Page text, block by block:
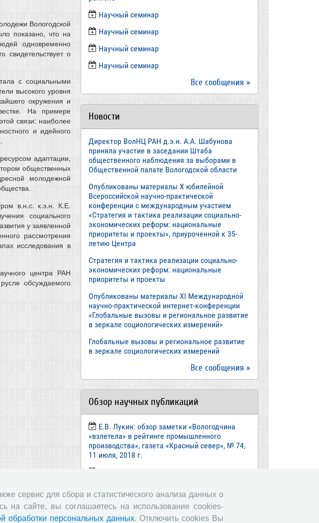
Вологодской
показано, что на
одновременно
свидетельствует о
с социальными
высокого уровня
окружения и
На примере
связи: наиболее
и идейного
адаптации,
общественных
молодежной
в.н.с. к.э.н. К.Е.
социального
у заявленной
рассмотрения
исследования в
центра РАН
обсуждаемого
​Научный семинар
​Научный семинар
Научный семинар
​Научный семинар
Все сообщения »
Новости
Директор ВолНЦ РАН д.э.н. А.А. Шабунова
приняла участие в заседании Штаба
общественного наблюдения за выборами в
Общественной палате Вологодской области
Опубликованы материалы X юбилейной
Всероссийской научно-практической
конференции с международным участием
«Стратегия и тактика реализации социально-
экономических реформ: национальные
приоритеты и проекты», приуроченной к 35-
летию Центра
Стратегия и тактика реализации социально-
экономических реформ: национальные
приоритеты и проекты
Опубликованы материалы XI Международной
научно-практической интернет-конференции
«Глобальные вызовы и региональное развитие
в зеркале социологических измерений»
Глобальные вызовы и региональное развитие
в зеркале социологических измерений
Все сообщения »
Обзор научных публикаций
Е.В. Лукин: обзор заметки «Вологодчина
«взлетела» в рейтинге промышленного
производства», газета «Красный север», № 74,
11 июля, 2018 г.
«Известия», №88, 2018 г.
В.Н. Барсуков: обзор статьи «Повышение
пенсионного возраста: позитивные эффекты и
сервис для сбора и статистического анализа данных о
на сайте, вы соглашаетесь на использование cookies-
обработки персональных данных. Отключить cookies Вы